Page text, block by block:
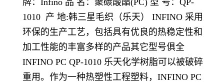
牌：Infino 品 名：聚碳酸酯(PC) 型 号：QP-
1010 产 地:韩三星毛织（乐天） INFINO 采用
环保的生产工艺，包括具有优良的热稳定性和
加工性能的丰富多样的产品其它型号俱全
INFINO PC QP-1010 乐天化学树脂可以被破碎
重用。作为一种热塑性工程塑料，INFINO PC